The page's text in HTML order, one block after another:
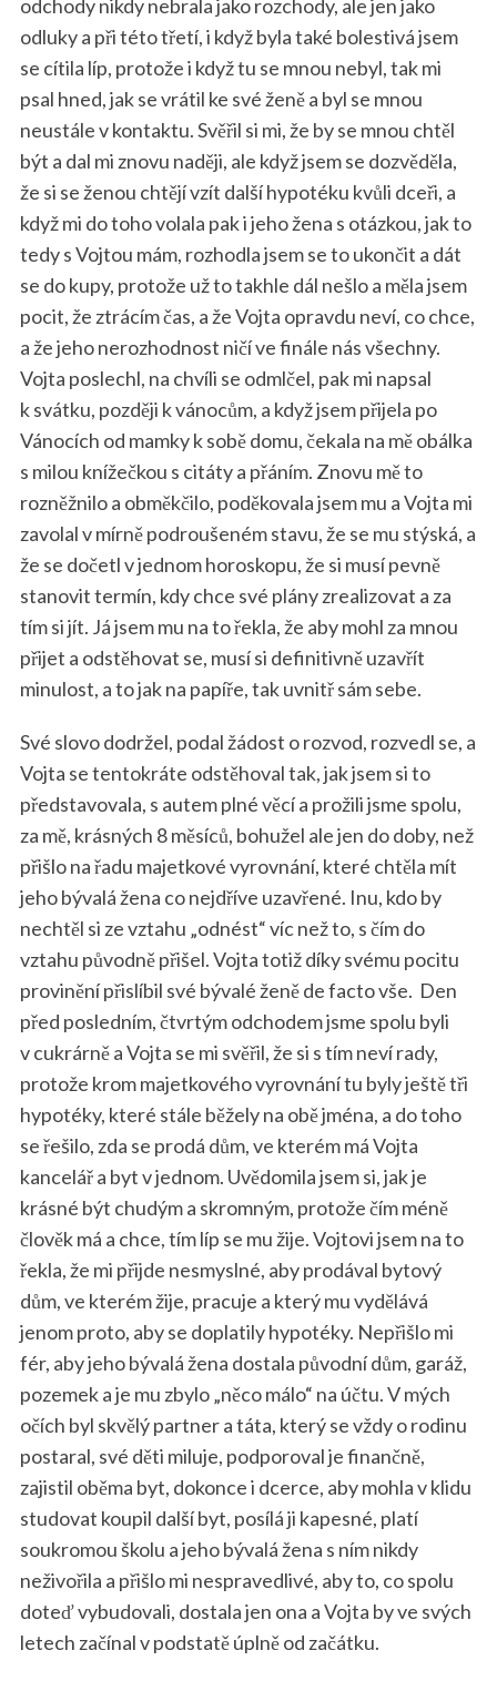
odchody nikdy nebrala jako rozchody, ale jen jako
odluky a při této třetí, i když byla také bolestivá jsem
se cítila líp, protože i když tu se mnou nebyl, tak mi
psal hned, jak se vrátil ke své ženě a byl se mnou
neustále v kontaktu. Svěřil si mi, že by se mnou chtěl
být a dal mi znovu naději, ale když jsem se dozvěděla,
že si se ženou chtějí vzít další hypotéku kvůli dceři, a
když mi do toho volala pak i jeho žena s otázkou, jak to
tedy s Vojtou mám, rozhodla jsem se to ukončit a dát
se do kupy, protože už to takhle dál nešlo a měla jsem
pocit, že ztrácím čas, a že Vojta opravdu neví, co chce,
a že jeho nerozhodnost ničí ve finále nás všechny.
Vojta poslechl, na chvíli se odmlčel, pak mi napsal
k svátku, později k vánocům, a když jsem přijela po
Vánocích od mamky k sobě domu, čekala na mě obálka
s milou knížečkou s citáty a přáním. Znovu mě to
rozněžnilo a obměkčilo, poděkovala jsem mu a Vojta mi
zavolal v mírně podroušeném stavu, že se mu stýská, a
že se dočetl v jednom horoskopu, že si musí pevně
stanovit termín, kdy chce své plány zrealizovat a za
tím si jít. Já jsem mu na to řekla, že aby mohl za mnou
přijet a odstěhovat se, musí si definitivně uzavřít
minulost, a to jak na papíře, tak uvnitř sám sebe.
Své slovo dodržel, podal žádost o rozvod, rozvedl se, a
Vojta se tentokráte odstěhoval tak, jak jsem si to
představovala, s autem plné věcí a prožili jsme spolu,
za mě, krásných 8 měsíců, bohužel ale jen do doby, než
přišlo na řadu majetkové vyrovnání, které chtěla mít
jeho bývalá žena co nejdříve uzavřené. Inu, kdo by
nechtěl si ze vztahu „odnést“ víc než to, s čím do
vztahu původně přišel. Vojta totiž díky svému pocitu
provinění přislíbil své bývalé ženě de facto vše. Den
před posledním, čtvrtým odchodem jsme spolu byli
v cukrárně a Vojta se mi svěřil, že si s tím neví rady,
protože krom majetkového vyrovnání tu byly ještě tři
hypotéky, které stále běžely na obě jména, a do toho
se řešilo, zda se prodá dům, ve kterém má Vojta
kancelář a byt v jednom. Uvědomila jsem si, jak je
krásné být chudým a skromným, protože čím méně
člověk má a chce, tím líp se mu žije. Vojtovi jsem na to
řekla, že mi přijde nesmyslné, aby prodával bytový
dům, ve kterém žije, pracuje a který mu vydělává
jenom proto, aby se doplatily hypotéky. Nepřišlo mi
fér, aby jeho bývalá žena dostala původní dům, garáž,
pozemek a je mu zbylo „něco málo“ na účtu. V mých
očích byl skvělý partner a táta, který se vždy o rodinu
postaral, své děti miluje, podporoval je finančně,
zajistil oběma byt, dokonce i dcerce, aby mohla v klidu
studovat koupil další byt, posílá ji kapesné, platí
soukromou školu a jeho bývalá žena s ním nikdy
neživořila a přišlo mi nespravedlivé, aby to, co spolu
doteď vybudovali, dostala jen ona a Vojta by ve svých
letech začínal v podstatě úplně od začátku.